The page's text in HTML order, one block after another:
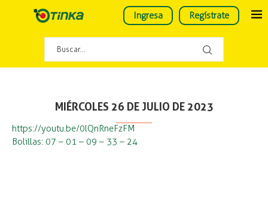
Ingresa Regístrate
MIÉRCOLES 26 DE JULIO DE 2023
https://youtu.be/0lQnRneFzFM
Bolillas: 07 – 01 – 09 – 33 – 24